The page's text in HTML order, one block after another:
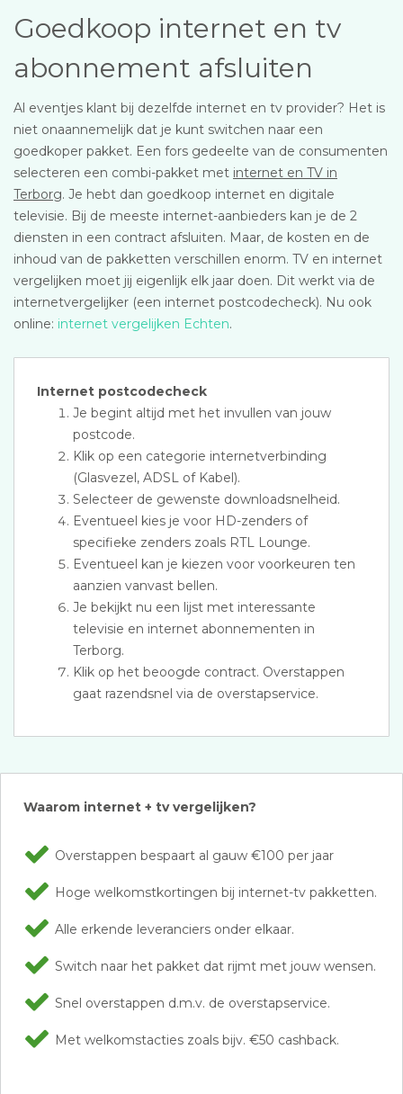
Goedkoop internet en tv
abonnement afsluiten
Al eventjes klant bij dezelfde internet en tv provider? Het is
niet onaannemelijk dat je kunt switchen naar een
goedkoper pakket. Een fors gedeelte van de consumenten
selecteren een combi-pakket met internet en TV in
Terborg. Je hebt dan goedkoop internet en digitale
televisie. Bij de meeste internet-aanbieders kan je de 2
diensten in een contract afsluiten. Maar, de kosten en de
inhoud van de pakketten verschillen enorm. TV en internet
vergelijken moet jij eigenlijk elk jaar doen. Dit werkt via de
internetvergelijker (een internet postcodecheck). Nu ook
online: internet vergelijken Echten.
Internet postcodecheck
Je begint altijd met het invullen van jouw
postcode.
Klik op een categorie internetverbinding
(Glasvezel, ADSL of Kabel).
Selecteer de gewenste downloadsnelheid.
Eventueel kies je voor HD-zenders of
specifieke zenders zoals RTL Lounge.
Eventueel kan je kiezen voor voorkeuren ten
aanzien vanvast bellen.
Je bekijkt nu een lijst met interessante
televisie en internet abonnementen in
Terborg.
Klik op het beoogde contract. Overstappen
gaat razendsnel via de overstapservice.
Waarom internet + tv vergelijken?
Overstappen bespaart al gauw €100 per jaar
Hoge welkomstkortingen bij internet-tv pakketten.
Alle erkende leveranciers onder elkaar.
Switch naar het pakket dat rijmt met jouw wensen.
Snel overstappen d.m.v. de overstapservice.
Met welkomstacties zoals bijv. €50 cashback.